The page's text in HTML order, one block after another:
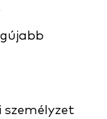
személyzet